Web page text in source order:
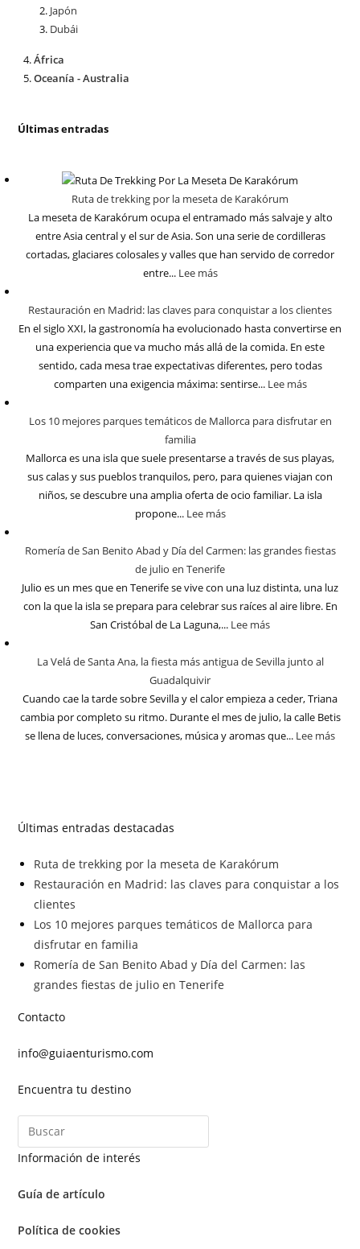
Japón
Dubái
África
Oceanía - Australia
Últimas entradas
Ruta de trekking por la meseta de Karakórum
La meseta de Karakórum ocupa el entramado más salvaje y alto
entre Asia central y el sur de Asia. Son una serie de cordilleras
cortadas, glaciares colosales y valles que han servido de corredor
entre... Lee más
Restauración en Madrid: las claves para conquistar a los clientes
En el siglo XXI, la gastronomía ha evolucionado hasta convertirse en
una experiencia que va mucho más allá de la comida. En este
sentido, cada mesa trae expectativas diferentes, pero todas
comparten una exigencia máxima: sentirse... Lee más
Los 10 mejores parques temáticos de Mallorca para disfrutar en
familia
Mallorca es una isla que suele presentarse a través de sus playas,
sus calas y sus pueblos tranquilos, pero, para quienes viajan con
niños, se descubre una amplia oferta de ocio familiar. La isla
propone... Lee más
Romería de San Benito Abad y Día del Carmen: las grandes fiestas
de julio en Tenerife
Julio es un mes que en Tenerife se vive con una luz distinta, una luz
con la que la isla se prepara para celebrar sus raíces al aire libre. En
San Cristóbal de La Laguna,... Lee más
La Velá de Santa Ana, la fiesta más antigua de Sevilla junto al
Guadalquivir
Cuando cae la tarde sobre Sevilla y el calor empieza a ceder, Triana
cambia por completo su ritmo. Durante el mes de julio, la calle Betis
se llena de luces, conversaciones, música y aromas que... Lee más
Últimas entradas destacadas
Ruta de trekking por la meseta de Karakórum
Restauración en Madrid: las claves para conquistar a los
clientes
Los 10 mejores parques temáticos de Mallorca para
disfrutar en familia
Romería de San Benito Abad y Día del Carmen: las
grandes fiestas de julio en Tenerife
Contacto
info@guiaenturismo.com
Encuentra tu destino
Información de interés
Guía de artículo
Política de cookies